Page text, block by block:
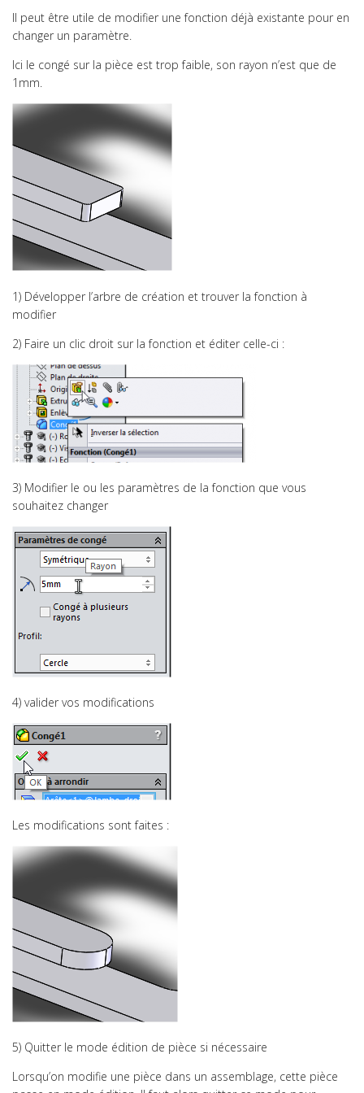
Il peut être utile de modifier une fonction déjà existante pour en
changer un paramètre.
Ici le congé sur la pièce est trop faible, son rayon n’est que de
1mm.
1) Développer l’arbre de création et trouver la fonction à
modifier
2) Faire un clic droit sur la fonction et éditer celle-ci :
3) Modifier le ou les paramètres de la fonction que vous
souhaitez changer
4) valider vos modifications
Les modifications sont faites :
5) Quitter le mode édition de pièce si nécessaire
Lorsqu’on modifie une pièce dans un assemblage, cette pièce
SiNum&Tech #11
Concours Général 2024
Ingénieur.e ?, c’est pour moi !
LOGICIELS
Accueil
1ère & Tale
CPGE
Projets
Logiciels
Solidworks
Présentation
Boite à outils
Créer une nouvelle pièce
Créer un nouvel assemblage
Insérer un composant
Concevoir une pièce
Ajouter une extrusion
Modifier une pièce dans un assemblage
Modifier une fonction
Créer des contraintes entre composants